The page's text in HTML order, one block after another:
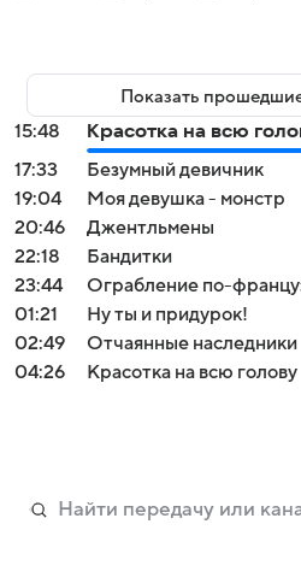
Показать
15:48
Красотка на всю
17:33
Безумный девичник
19:04
Моя девушка - монстр
20:46
Джентльмены
22:18
Бандитки
23:44
Ограбление по-
01:21
Ну ты и придурок!
02:49
Отчаянные наследники
04:26
Красотка на всю голову